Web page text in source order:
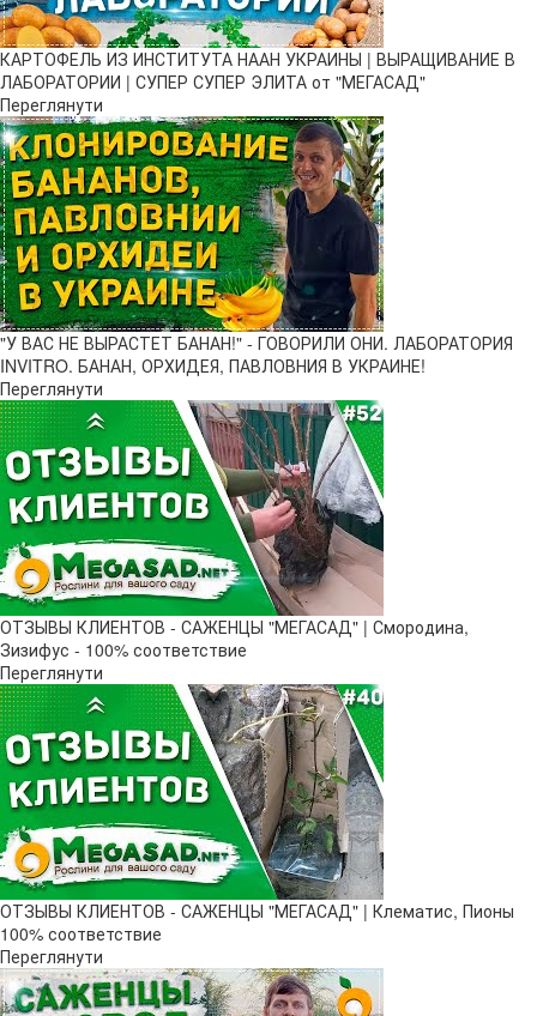
КАРТОФЕЛЬ ИЗ ИНСТИТУТА НААН УКРАИНЫ | ВЫРАЩИВАНИЕ В
ЛАБОРАТОРИИ | СУПЕР СУПЕР ЭЛИТА от "МЕГАСАД"
Переглянути
"У ВАС НЕ ВЫРАСТЕТ БАНАН!" - ГОВОРИЛИ ОНИ. ЛАБОРАТОРИЯ
INVITRO. БАНАН, ОРХИДЕЯ, ПАВЛОВНИЯ В УКРАИНЕ!
Переглянути
ОТЗЫВЫ КЛИЕНТОВ - САЖЕНЦЫ "МЕГАСАД" | Смородина,
Зизифус - 100% соответствие
Переглянути
ОТЗЫВЫ КЛИЕНТОВ - САЖЕНЦЫ "МЕГАСАД" | Клематис, Пионы
100% соответствие
Переглянути